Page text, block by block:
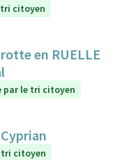
tri citoyen
en RUELLE
par le tri citoyen
tri citoyen